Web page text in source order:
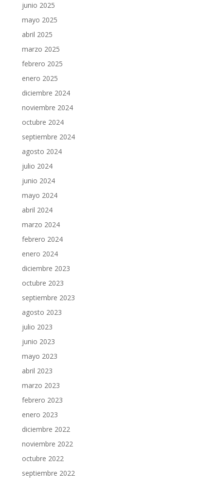
junio 2025
mayo 2025
abril 2025
marzo 2025
febrero 2025
enero 2025
diciembre 2024
noviembre 2024
octubre 2024
septiembre 2024
agosto 2024
julio 2024
junio 2024
mayo 2024
abril 2024
marzo 2024
febrero 2024
enero 2024
diciembre 2023
octubre 2023
septiembre 2023
agosto 2023
julio 2023
junio 2023
mayo 2023
abril 2023
marzo 2023
febrero 2023
enero 2023
diciembre 2022
noviembre 2022
octubre 2022
septiembre 2022